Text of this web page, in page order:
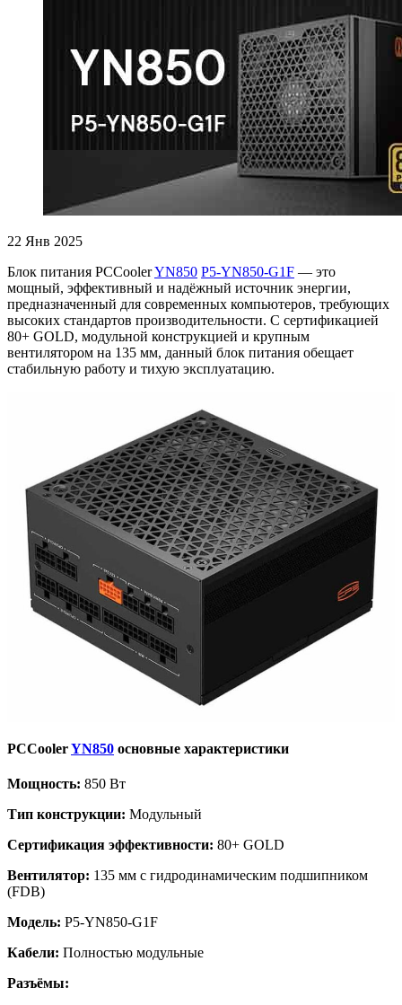
22 Янв 2025
Блок питания PCCoolerYN850 P5-YN850-G1F — это
мощный, эффективный и надëжный источник энергии,
предназначенный для современных компьютеров, требующих
высоких стандартов производительности. С сертификацией
80+ GOLD, модульной конструкцией и крупным
вентилятором на 135 мм, данный блок питания обещает
стабильную работу и тихую эксплуатацию.
PCCoolerYN850 основные характеристики
Мощность: 850 Вт
Тип конструкции: Модульный
Сертификация эффективности: 80+ GOLD
Вентилятор: 135 мм с гидродинамическим подшипником
(FDB)
Модель: P5-YN850-G1F
Кабели: Полностью модульные
Разъёмы: